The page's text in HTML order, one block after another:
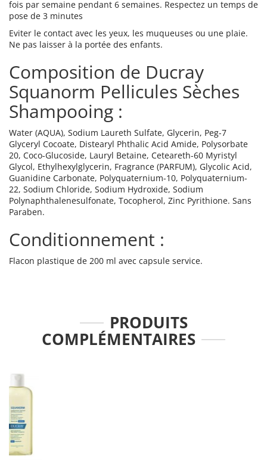
fois par semaine pendant 6 semaines. Respectez un temps de
pose de 3 minutes
Eviter le contact avec les yeux, les muqueuses ou une plaie.
Ne pas laisser à la portée des enfants.
Composition de Ducray
Squanorm Pellicules Sèches
Shampooing :
Water (AQUA), Sodium Laureth Sulfate, Glycerin, Peg-7
Glyceryl Cocoate, Distearyl Phthalic Acid Amide, Polysorbate
20, Coco-Glucoside, Lauryl Betaine, Ceteareth-60 Myristyl
Glycol, Ethylhexylglycerin, Fragrance (PARFUM), Glycolic Acid,
Guanidine Carbonate, Polyquaternium-10, Polyquaternium-
22, Sodium Chloride, Sodium Hydroxide, Sodium
Polynaphthalenesulfonate, Tocopherol, Zinc Pyrithione. Sans
Paraben.
Conditionnement :
Flacon plastique de 200 ml avec capsule service.
PRODUITS
COMPLÉMENTAIRES